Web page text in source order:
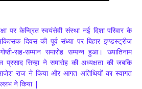
पर केन्द्रित स्वयंसेवी संस्था नई दिशा परिवार के
दिवस की पूर्व संध्या पर बिहार इण्डस्ट्रीज
सह-सम्मान समारोह सम्पन्न हुआ। ख्यातिनाम
प्रसाद सिन्हा ने समारोह की अध्यक्षता की जबकि
राज ने किया और आगत अतिथियों का स्वागत
ने किया |